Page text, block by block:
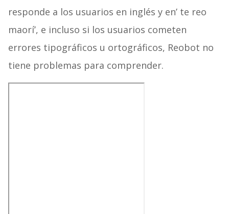
responde a los usuarios en inglés y en’ te reo
maorí’, e incluso si los usuarios cometen
errores tipográficos u ortográficos, Reobot no
tiene problemas para comprender.